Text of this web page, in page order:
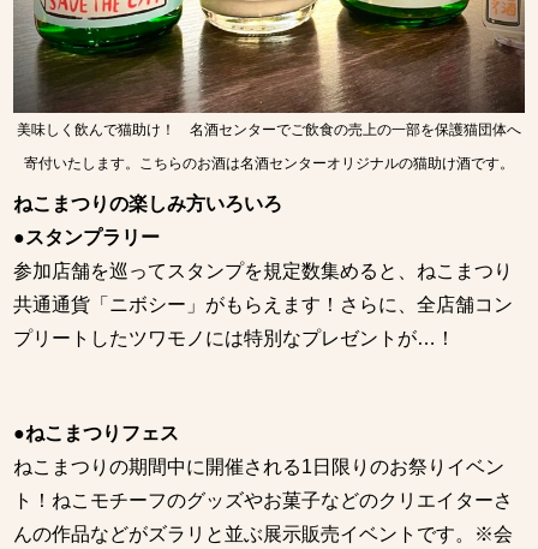
美味しく飲んで猫助け！ 名酒センターでご飲食の売上の一部を保護猫団体へ
寄付いたします。こちらのお酒は名酒センターオリジナルの猫助け酒です。
ねこまつりの楽しみ方いろいろ
●スタンプラリー
参加店舗を巡ってスタンプを規定数集めると、ねこまつり
共通通貨「ニボシー」がもらえます！さらに、全店舗コン
プリートしたツワモノには特別なプレゼントが…！
●ねこまつりフェス
ねこまつりの期間中に開催される1日限りのお祭りイベン
ト！ねこモチーフのグッズやお菓子などのクリエイターさ
んの作品などがズラリと並ぶ展示販売イベントです。※会